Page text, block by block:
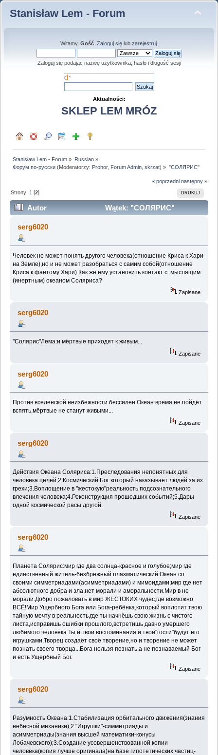
Stanisław Lem - Forum
Witamy, Gość. Zaloguj sięlub zarejestruj.
Zaloguj się podając nazwę użytkownika, hasło i długość sesji
Aktualności:
SKLEP LEM MRÓZ
Stanisław Lem - Forum » Russian»
Форум по-русски (Moderatorzy: Prohor, Forum Admin ,skrzat) » "СОЛЯРИС"
« poprzedni następny »
DRUKUJ
Strony: 1 [2]
Autor
Wątek: "СОЛЯРИС"
(Przeczytany 182041 razy)
serg6020
Человек не может понять другого человека(отношение Криса к Хари
на Земле),но и не может разобраться с самим собой(отношение
Криса к фантому Хари).Как же ему установить контакт с мыслящим
(инертным) океаном Соляриса?
Zapisane
serg6020
"Солярис"Лема:и мёртвые приходят к живым...
Zapisane
serg6020
Против вселенской неизбежности бессилен Океан:время не пойдёт
вспять,мёртвые не станут живыми...
Zapisane
serg6020
Действия Океана Соляриса:1.Преследования непонятных для
человека целей;2.Космический Бог который наказывает людей за их
грехи;3.Воплощение в "жестокую"реальность подсознательного
влечения человека;4.Реконструкция прошедших событий;5.Дары
одной космической расы другой.
Zapisane
serg6020
Планета Солярис:мир где два солнца-красное и голубое;мир где
единственный житель-безбрежный плазматический Океан со
своими симметриадами(асимметриадами) и мимоидами;мир где нет
абсолютного добра и зла,нет морали и аморальности.Мир в не
морали.Добро пожаловать в мир ЖЕСТОКИХ чудес,где возможно
ВСЁ!Мир Ущербного Бога или Бога-ребёнка,который воплотит твою
тайную мечту в реальность,где ты начнёшь свою жизнь с чистого
листа,исправишь ошибки прошлого,встретишь давно умершего
любимого человека.Ты и твои воспоминания и твои"гости"будут его
игрушками.Творец создаёт своё творение,но и творение не может
познать своего творца...Бога нельзя познать,а не познаваемый Бог
и есть Ущербный Бог.
Zapisane
serg6020
Разумность Океана:1.Стабилизация орбитального движения(знания
небесной механики);2."Игрушки"-симметриады и
асимметриады(знания высшей математики-конусы
Лобачевского);3.Создание усовершенствованной копии
человека(копия лучше оригинала)на базе гипотетических частиц-